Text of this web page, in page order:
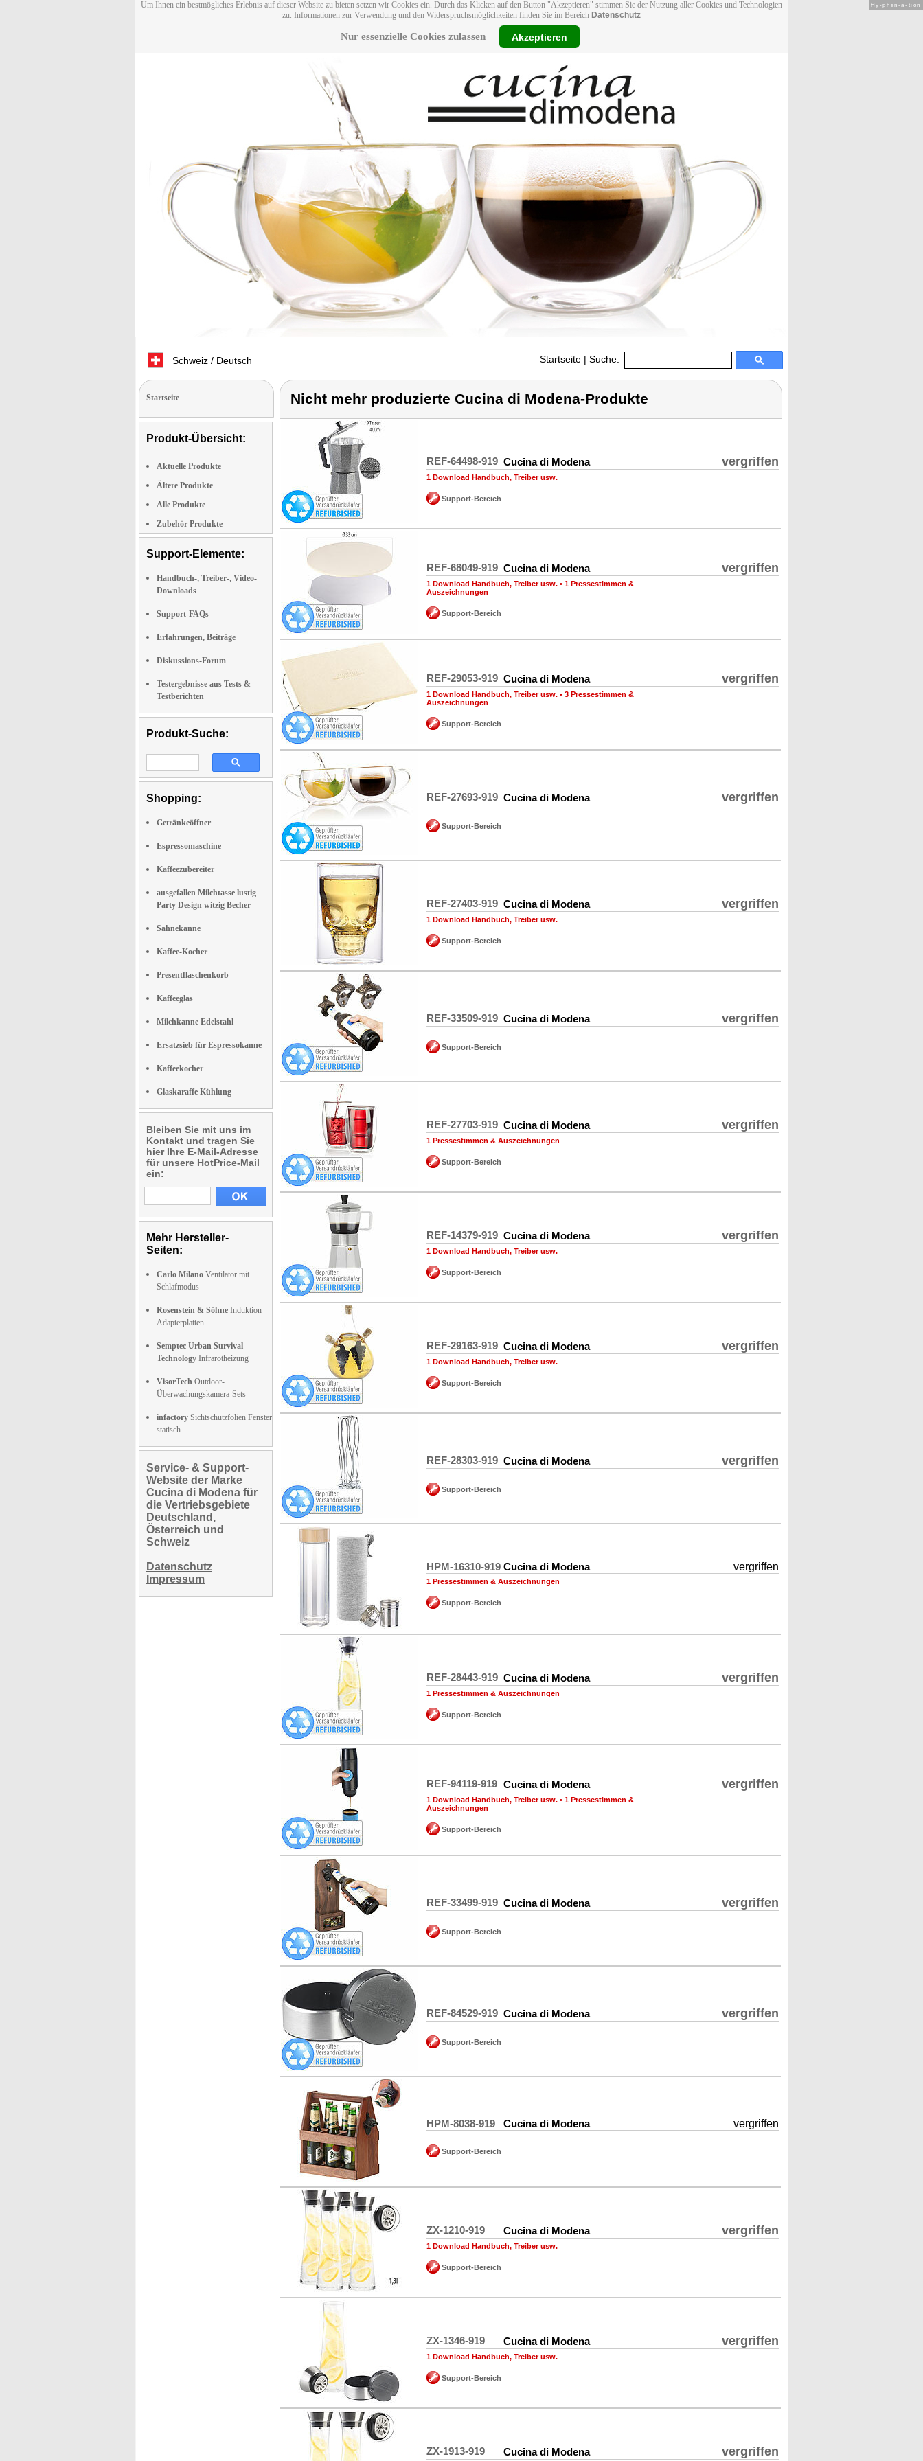
Um Ihnen ein bestmögliches Erlebnis auf dieser Website zu bieten setzen wir Cookies ein. Durch das Klicken auf den Button "Akzeptieren" stimmen Sie der Nutzung aller Cookies und Technologien
zu. Informationen zur Verwendung und den Widerspruchsmöglichkeiten finden Sie im Bereich Datenschutz
Nur essenzielle Cookies zulassen Akzeptieren
Schweiz / Deutsch Startseite | Suche:
Startseite
Produkt-Übersicht:
Aktuelle Produkte
Ältere Produkte
Alle Produkte
Zubehör Produkte
Support-Elemente:
Handbuch-, Treiber-, Video-
Downloads
Support-FAQs
Erfahrungen, Beiträge
Diskussions-Forum
Testergebnisse aus Tests &
Testberichten
Produkt-Suche:
Shopping:
Getränkeöffner
Espressomaschine
Kaffeezubereiter
ausgefallen Milchtasse lustig
Party Design witzig Becher
Sahnekanne
Kaffee-Kocher
Presentflaschenkorb
Kaffeeglas
Milchkanne Edelstahl
Ersatzsieb für Espressokanne
Kaffeekocher
Glaskaraffe Kühlung
Bleiben Sie mit uns im
Kontakt und tragen Sie
hier Ihre E-Mail-Adresse
für unsere HotPrice-Mail
ein:
Mehr Hersteller-
Seiten:
Carlo Milano Ventilator mit
Schlafmodus
Rosenstein & Söhne Induktion
Adapterplatten
Semptec Urban Survival
Technology Infrarotheizung
VisorTech Outdoor-
Überwachungskamera-Sets
infactory Sichtschutzfolien Fenster
statisch
Service- & Support-
Website der Marke
Cucina di Modena für
die Vertriebsgebiete
Deutschland,
Österreich und
Schweiz
Datenschutz
Impressum
Nicht mehr produzierte Cucina di Modena-Produkte
REF-64498-919 Cucina di Modena vergriffen
1 Download Handbuch, Treiber usw.
Support-Bereich
REF-68049-919 Cucina di Modena vergriffen
1 Download Handbuch, Treiber usw. • 1 Pressestimmen &
Auszeichnungen
Support-Bereich
REF-29053-919 Cucina di Modena vergriffen
1 Download Handbuch, Treiber usw. • 3 Pressestimmen &
Auszeichnungen
Support-Bereich
REF-27693-919 Cucina di Modena vergriffen
Support-Bereich
REF-27403-919 Cucina di Modena vergriffen
1 Download Handbuch, Treiber usw.
Support-Bereich
REF-33509-919 Cucina di Modena vergriffen
Support-Bereich
REF-27703-919 Cucina di Modena vergriffen
1 Pressestimmen & Auszeichnungen
Support-Bereich
REF-14379-919 Cucina di Modena vergriffen
1 Download Handbuch, Treiber usw.
Support-Bereich
REF-29163-919 Cucina di Modena vergriffen
1 Download Handbuch, Treiber usw.
Support-Bereich
REF-28303-919 Cucina di Modena vergriffen
Support-Bereich
HPM-16310-919 Cucina di Modena vergriffen
1 Pressestimmen & Auszeichnungen
Support-Bereich
REF-28443-919 Cucina di Modena vergriffen
1 Pressestimmen & Auszeichnungen
Support-Bereich
REF-94119-919 Cucina di Modena vergriffen
1 Download Handbuch, Treiber usw. • 1 Pressestimmen &
Auszeichnungen
Support-Bereich
REF-33499-919 Cucina di Modena vergriffen
Support-Bereich
REF-84529-919 Cucina di Modena vergriffen
Support-Bereich
HPM-8038-919 Cucina di Modena vergriffen
Support-Bereich
ZX-1210-919 Cucina di Modena vergriffen
1 Download Handbuch, Treiber usw.
Support-Bereich
ZX-1346-919 Cucina di Modena vergriffen
1 Download Handbuch, Treiber usw.
Support-Bereich
ZX-1913-919 Cucina di Modena vergriffen
Hy-phen-a-tion